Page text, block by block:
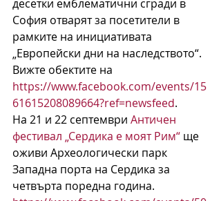
десетки емблематични сгради в
София отварят за посетители в
рамките на инициативата
„Европейски дни на наследството“.
Вижте обектите на
https://www.facebook.com/events/15
61615208089664?ref=newsfeed.
На 21 и 22 септември Античен
фестивал „Сердика е моят Рим“ ще
оживи Археологически парк
Западна порта на Сердика за
четвърта поредна година.